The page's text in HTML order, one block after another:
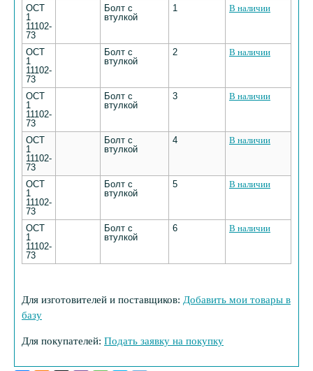
ОСТ
1
11102-
73
Болт с
втулкой
1 В наличии
ОСТ
1
11102-
73
Болт с
втулкой
2 В наличии
ОСТ
1
11102-
73
Болт с
втулкой
3 В наличии
ОСТ
1
11102-
73
Болт с
втулкой
4 В наличии
ОСТ
1
11102-
73
Болт с
втулкой
5 В наличии
ОСТ
1
11102-
73
Болт с
втулкой
6 В наличии
Для изготовителей и поставщиков: Добавить мои товары в
базу
Для покупателей: Подать заявку на покупку